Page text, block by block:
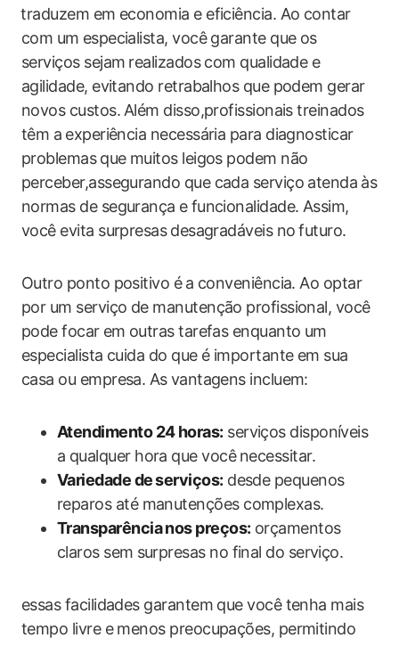
⁢traduzem em economia e eficiência. Ao contar
com um⁣ especialista, você garante ‌que os
serviços sejam⁢ realizados com qualidade e
agilidade, evitando retrabalhos que podem gerar
novos custos.⁣ Além disso,profissionais ​treinados
têm a ⁤experiência​ necessária‌ para diagnosticar
problemas⁣ que muitos leigos podem não
perceber,assegurando que cada serviço atenda⁣ às
normas de segurança e⁣ funcionalidade. Assim,
você evita surpresas ⁣desagradáveis no⁢ futuro.
Outro ponto positivo é⁢ a conveniência. Ao optar
por um serviço de manutenção profissional, você
pode focar ⁣em outras tarefas enquanto um
especialista cuida do que é importante em sua
casa ou empresa. As ⁤vantagens incluem:
Atendimento 24‌ horas: serviços disponíveis‍
a qualquer ‌hora que você ⁤necessitar.
Variedade de⁣ serviços: desde pequenos
reparos até manutenções complexas.
Transparência nos preços: orçamentos
claros sem ⁣surpresas no ‌final do serviço.
essas facilidades garantem que você tenha mais
tempo​ livre e ​menos preocupações, permitindo